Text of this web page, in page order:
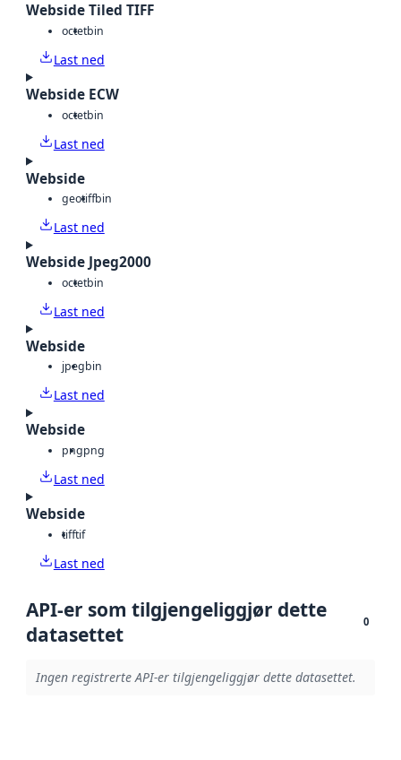
Webside Tiled TIFF
octetbin
Last ned
Webside ECW
octetbin
Last ned
Webside
geotiffbin
Last ned
Webside Jpeg2000
octetbin
Last ned
Webside
jpegbin
Last ned
Webside
pngpng
Last ned
Webside
tifftif
Last ned
API-er som tilgjengeliggjør dette
datasettet
0
Ingen registrerte API-er tilgjengeliggjør dette datasettet.